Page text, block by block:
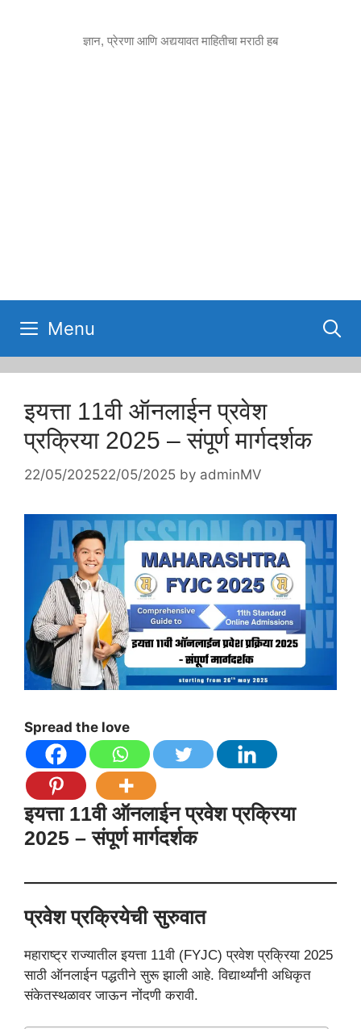
ज्ञान, प्रेरणा आणि अद्ययावत माहितीचा मराठी हब
Menu
इयत्ता 11वी ऑनलाईन प्रवेश
प्रक्रिया 2025 – संपूर्ण मार्गदर्शक
22/05/202522/05/2025 by adminMV
Spread the love
इयत्ता 11वी ऑनलाईन प्रवेश प्रक्रिया
2025 – संपूर्ण मार्गदर्शक
प्रवेश प्रक्रियेची सुरुवात
महाराष्ट्र राज्यातील इयत्ता 11वी (FYJC) प्रवेश प्रक्रिया 2025
साठी ऑनलाईन पद्धतीने सुरू झाली आहे. विद्यार्थ्यांनी अधिकृत
संकेतस्थळावर जाऊन नोंदणी करावी.